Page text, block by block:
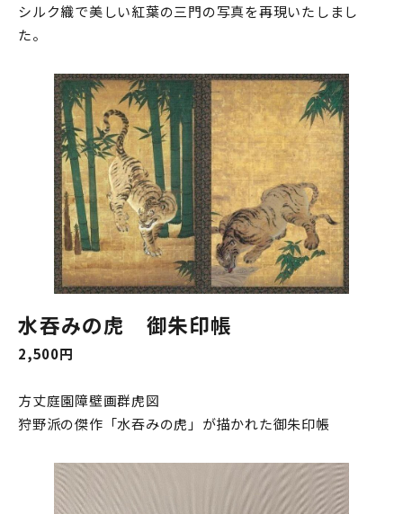
シルク織で美しい紅葉の三門の写真を再現いたしまし
た。
水吞みの虎 御朱印帳
2,500円
方丈庭園障壁画群虎図
狩野派の傑作「水吞みの虎」が描かれた御朱印帳